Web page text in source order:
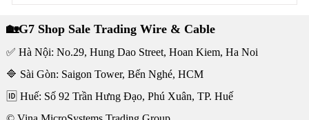
🏡G7 Shop Sale Trading Wire & Cable
✅ Hà Nội: No.29, Hung Dao Street, Hoan Kiem, Ha Noi
🔷 Sài Gòn: Saigon Tower, Bến Nghé, HCM
🆔 Huế: Số 92 Trần Hưng Đạo, Phú Xuân, TP. Huế